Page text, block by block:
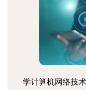
学计算机网络技